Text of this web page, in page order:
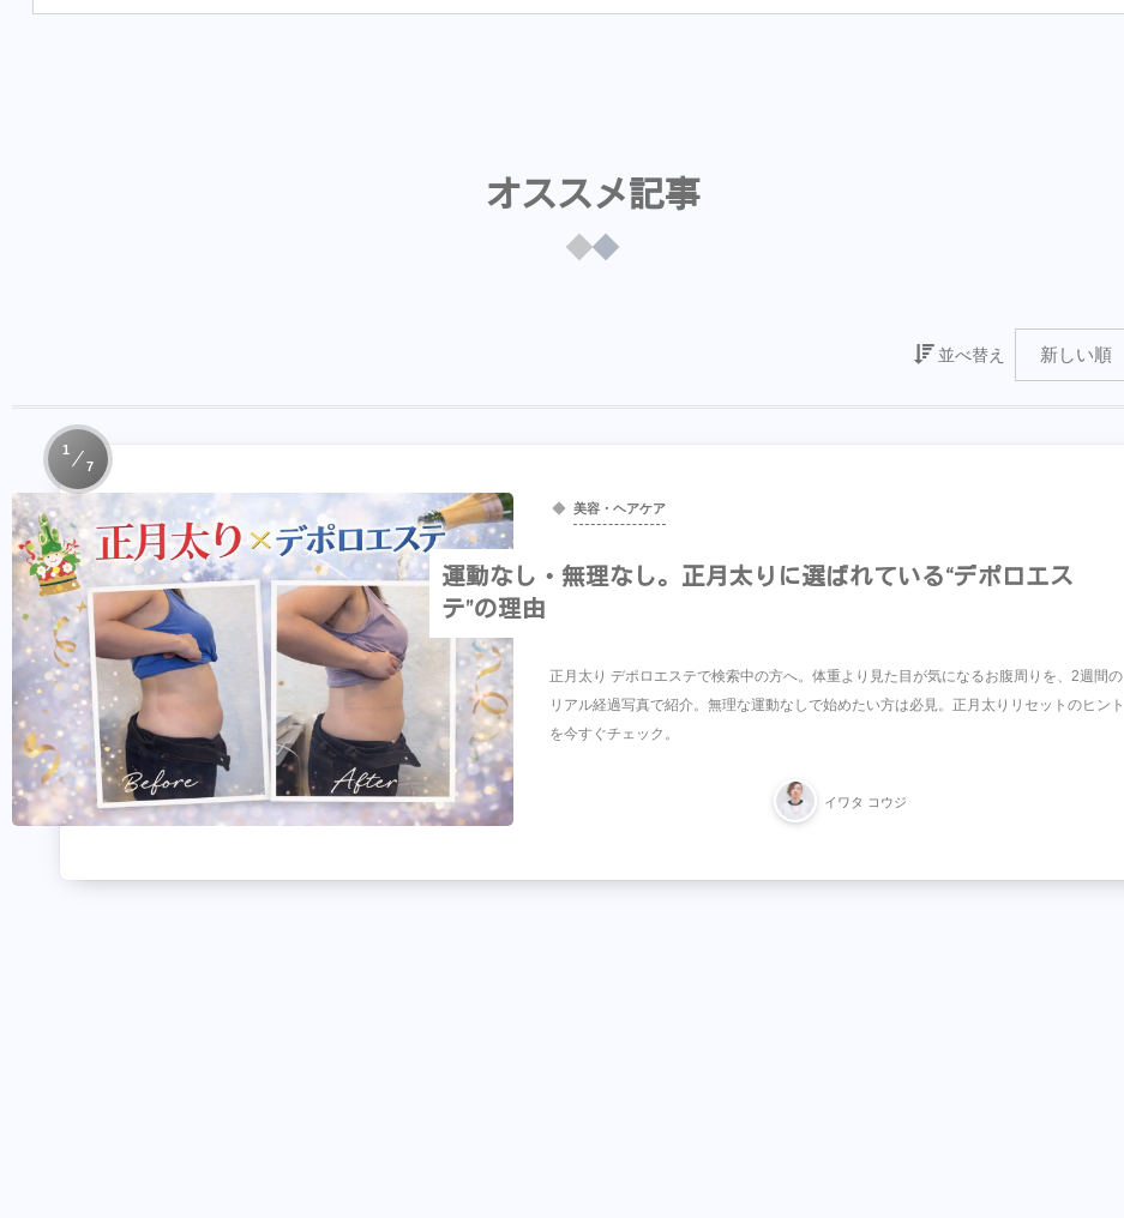
オススメ記事
並べ替え
美容・ヘアケア
運動なし・無理なし。正月太りに選ばれている“デポロエス
テ”の理由
正月太り デポロエステで検索中の方へ。体重より見た目が気になるお腹周りを、2週間の
リアル経過写真で紹介。無理な運動なしで始めたい方は必見。正月太りリセットのヒント
を今すぐチェック。
イワタ コウジ
1
7